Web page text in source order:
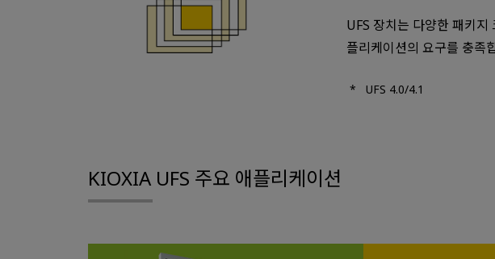
UFS 장치는 다양한 패키
플리케이션의 요구를 충족
UFS 4.0/4.1
KIOXIA UFS 주요 애플리케이션